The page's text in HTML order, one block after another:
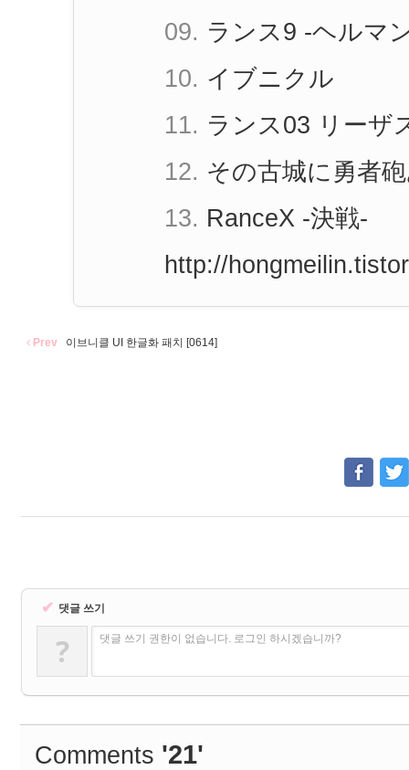
09. ランス9 -ヘルマ
10. イブニクル
11. ランス03 リーザ
12. その古城に勇者
13. RanceX -決戦-
http://
Prev 이브니클 UI 한글화 패치 [0614]
✔ 댓글 쓰기
? 댓글 쓰기 권한이 없습니다. 로그인 하시겠습니까?
Comments '21'